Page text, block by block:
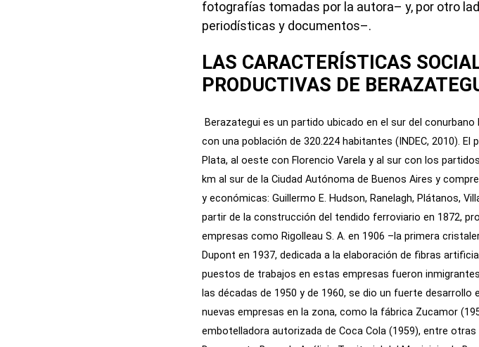
fotografías tomadas por la autora– y, por otro
periodísticas y documentos–.
LAS CARACTERÍSTICAS
PRODUCTIVAS DE
Berazategui es un partido ubicado en el sur del
con una población de 320.224 habitantes ( INDEC, 2010). El
Plata, al oeste con Florencio Varela y al sur con los
km al sur de la Ciudad Autónoma de Buenos Aires y
y económicas: Guillermo E. Hudson, Ranelagh, Plátanos,
partir de la construcción del tendido ferroviario en 1872,
empresas como Rigolleau S. A. en 1906 –la primera
Dupont en 1937, dedicada a la elaboración de fibras
puestos de trabajos en estas empresas fueron
las décadas de 1950 y de 1960, se dio un fuerte
nuevas empresas en la zona, como la fábrica Zucamor
embotelladora autorizada de Coca Cola (1959), entre otras